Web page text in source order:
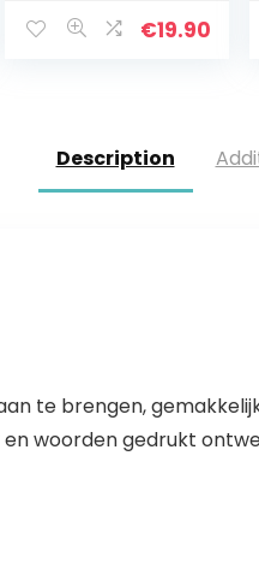
apparaat
houdingscorrect
€19.90
Description
te brengen,
woorden gedrukt